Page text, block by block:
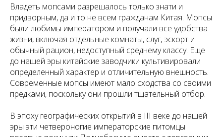
Владеть мопсами разрешалось только знати и
придворным, да и то не всем гражданам Китая. Мопсы
были любимы императором и получали все удобства
жизни, включая отдельные комнаты, слуг, эскорт и
обычный рацион, недоступный среднему классу. Еще
до нашей эры китайские заводчики культивировали
определенный характер и отличительную внешность.
Современные мопсы имеют мало сходства со своими
предками, поскольку они прошли тщательный отбор.
В эпоху географических открытий в III веке до нашей
эры эти четвероногие императорские питомцы